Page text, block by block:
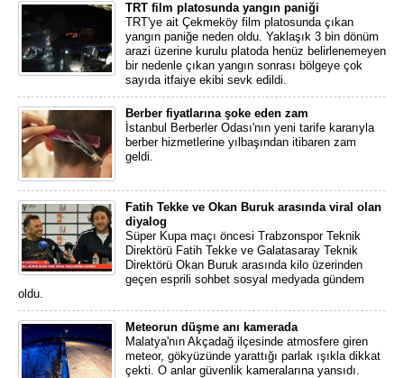
TRT film platosunda yangın paniği
TRT'ye ait Çekmeköy film platosunda çıkan
yangın paniğe neden oldu. Yaklaşık 3 bin dönüm
arazi üzerine kurulu platoda henüz belirlenemeyen
bir nedenle çıkan yangın sonrası bölgeye çok
sayıda itfaiye ekibi sevk edildi.
Berber fiyatlarına şoke eden zam
İstanbul Berberler Odası'nın yeni tarife kararıyla
berber hizmetlerine yılbaşından itibaren zam
geldi.
Fatih Tekke ve Okan Buruk arasında viral olan
diyalog
Süper Kupa maçı öncesi Trabzonspor Teknik
Direktörü Fatih Tekke ve Galatasaray Teknik
Direktörü Okan Buruk arasında kilo üzerinden
geçen esprili sohbet sosyal medyada gündem
oldu.
Meteorun düşme anı kamerada
Malatya'nın Akçadağ ilçesinde atmosfere giren
meteor, gökyüzünde yarattığı parlak ışıkla dikkat
çekti. O anlar güvenlik kameralarına yansıdı.